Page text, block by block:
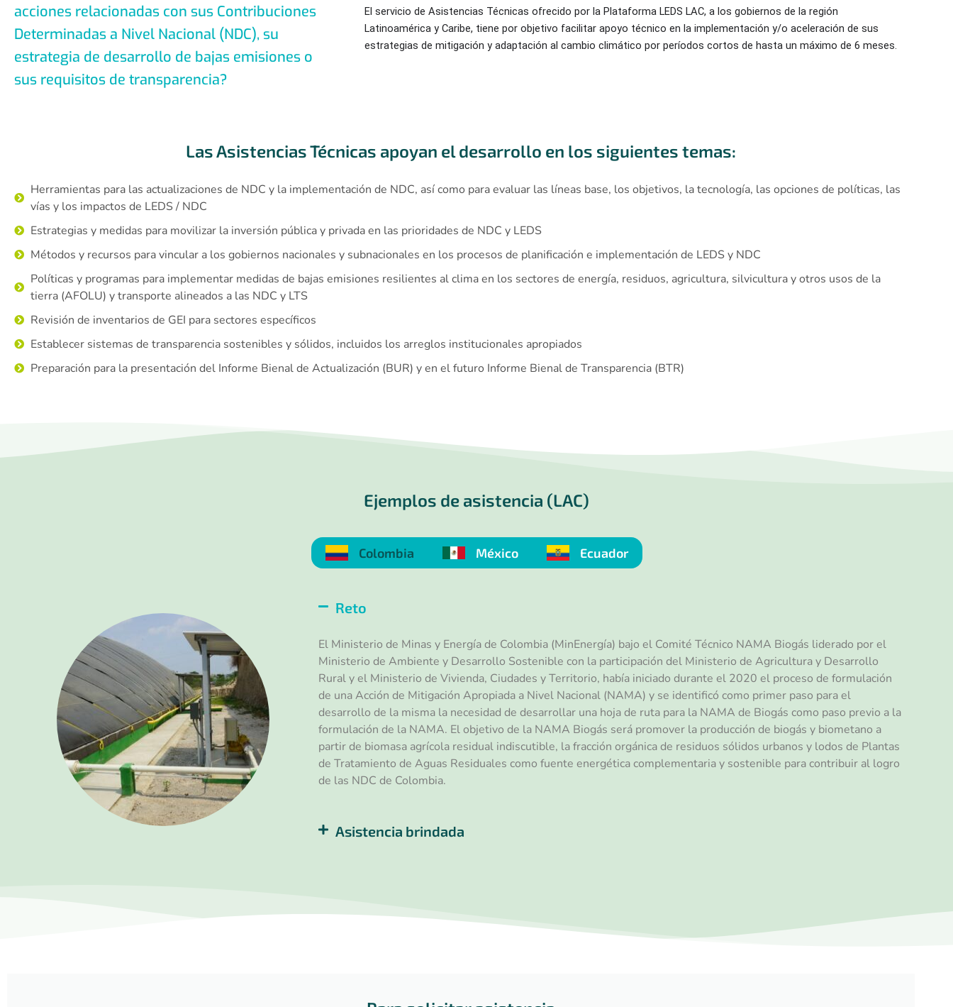
acciones relacionadas con sus Contribuciones
Determinadas a Nivel Nacional (NDC), su
estrategia de desarrollo de bajas emisiones o
sus requisitos de transparencia?
El servicio de Asistencias Técnicas ofrecido por la Plataforma LEDS LAC, a los gobiernos de la región
Latinoamérica y Caribe, tiene por objetivo facilitar apoyo técnico en la implementación y/o aceleración de sus
estrategias de mitigación y adaptación al cambio climático por períodos cortos de hasta un máximo de 6 meses.
Las Asistencias Técnicas apoyan el desarrollo en los siguientes temas:
Herramientas para las actualizaciones de NDC y la implementación de NDC, así como para evaluar las líneas base, los objetivos, la tecnología, las opciones de políticas, las
vías y los impactos de LEDS / NDC
Estrategias y medidas para movilizar la inversión pública y privada en las prioridades de NDC y LEDS
Métodos y recursos para vincular a los gobiernos nacionales y subnacionales en los procesos de planificación e implementación de LEDS y NDC
Políticas y programas para implementar medidas de bajas emisiones resilientes al clima en los sectores de energía, residuos, agricultura, silvicultura y otros usos de la
tierra (AFOLU) y transporte alineados a las NDC y LTS
Revisión de inventarios de GEI para sectores específicos
Establecer sistemas de transparencia sostenibles y sólidos, incluidos los arreglos institucionales apropiados
Preparación para la presentación del Informe Bienal de Actualización (BUR) y en el futuro Informe Bienal de Transparencia (BTR)
Ejemplos de asistencia (LAC)
Colombia México Ecuador
Reto
El Ministerio de Minas y Energía de Colombia (MinEnergía) bajo el Comité Técnico NAMA Biogás liderado por el
Ministerio de Ambiente y Desarrollo Sostenible con la participación del Ministerio de Agricultura y Desarrollo
Rural y el Ministerio de Vivienda, Ciudades y Territorio, había iniciado durante el 2020 el proceso de formulación
de una Acción de Mitigación Apropiada a Nivel Nacional (NAMA) y se identificó como primer paso para el
desarrollo de la misma la necesidad de desarrollar una hoja de ruta para la NAMA de Biogás como paso previo a la
formulación de la NAMA. El objetivo de la NAMA Biogás será promover la producción de biogás y biometano a
partir de biomasa agrícola residual indiscutible, la fracción orgánica de residuos sólidos urbanos y lodos de Plantas
de Tratamiento de Aguas Residuales como fuente energética complementaria y sostenible para contribuir al logro
de las NDC de Colombia.
Asistencia brindada